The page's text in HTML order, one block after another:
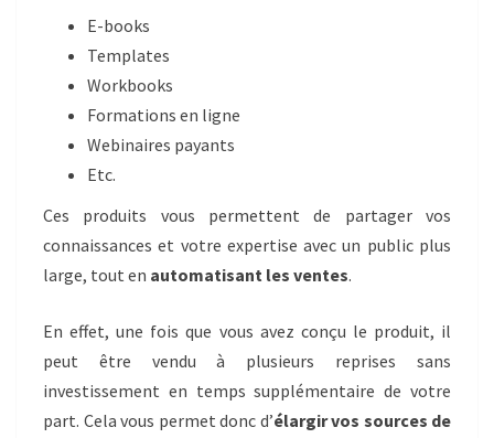
E-books
Templates
Workbooks
Formations en ligne
Webinaires payants
Etc.
Ces produits vous permettent de partager vos
connaissances et votre expertise avec un public plus
large, tout en automatisant les ventes.
En effet, une fois que vous avez conçu le produit, il
peut être vendu à plusieurs reprises sans
investissement en temps supplémentaire de votre
part. Cela vous permet donc d’élargir vos sources de